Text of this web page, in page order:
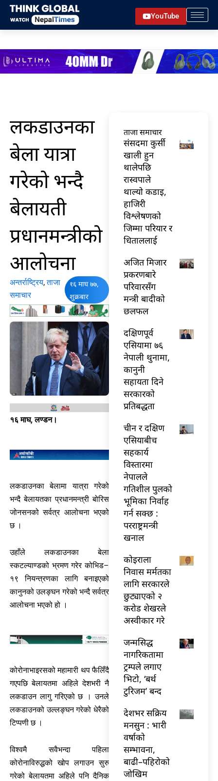
Skip
content
YouTube
लकडाउनका
बेला यात्रा
गरेको भन्दै
बेलायती
प्रधानमन्त्रीको
आलोचना
अन्तर्राष्ट्रिय,ताजा
समाचार
१६ माघ ७७,
शुक्रबार
१६ माघ, लण्डन।
लकडाउनका बेलामा यात्रा गरेको
भन्दै बेलायतका प्रधानमन्त्री बोरिस
जोनसनको सर्वत्र आलोचना भएको
छ ।
उहाँले लकडाउनका बेला
स्कटल्याण्डको भ्रमण गरेर कोभिड–
१९ नियन्त्रणका लागि बनाइएको
कानुनको उलङ्घन गरेको भन्दै सर्वत्र
आलोचना भएको हो ।
कोरोनाभाइरसको महामारी थप फैलिँदै
गएपछि बेलायतमा अहिले देशभरी नै
लकडाउन लागु गरिएको छ । उनले
लकडाउनको उल्लङ्घन गरेको धेरैको
टिप्पणी छ ।
विश्वमै सवैभन्दा पहिला
कोरोनाविरुद्धको खोप लगाउन सुरु
गरेको बेलायतमा अहिले पनि दैनिक
ताजा समाचार
संसदमा कुर्सी
खाली हुन
थालेपछि
रास्वपाले
थाल्यो कडाइ,
हाजिरी
विश्लेषणको
जिम्मा परियार र
धिताललाई
अजित मिजार
प्रकरणबारे
परिवारसँग
मन्त्री बादीको
छलफल
दक्षिणपूर्व
एसियामा ७६
नेपाली थुनामा,
कानुनी
सहायता दिने
सरकारको
प्रतिबद्धता
चीन र दक्षिण
एसियाबीच
सहकार्य
विस्तारमा
नेपालले
गतिशील पुलको
भूमिका निर्वाह
गर्न सक्छ :
परराष्ट्रमन्त्री
खनाल
कोइराला
निवास मर्मतका
लागि सरकारले
छुट्याएको २
करोड शेखरले
अस्वीकार गरे
जन्मसिद्ध
नागरिकतामा
ट्रम्पले लगाए
भिटो, ‘बर्थ
टुरिजम’ बन्द
देशभर सक्रिय
मनसुन : भारी
वर्षाको
सम्भावना,
बाढी–पहिरोको
जोखिम